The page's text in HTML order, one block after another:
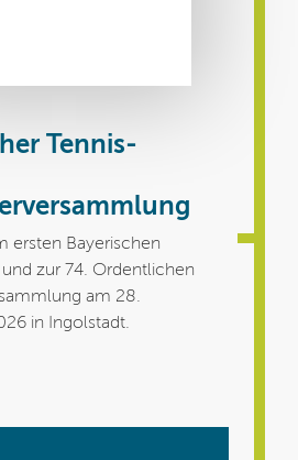
Tennis-
ersten Bayerischen
und zur 74. Ordentlichen
am 28.
in Ingolstadt.